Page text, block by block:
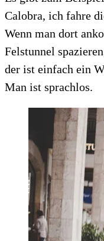
Calobra, ich fahre
Wenn man dort
Felstunnel
der ist einfach ein
Man ist sprachlos.